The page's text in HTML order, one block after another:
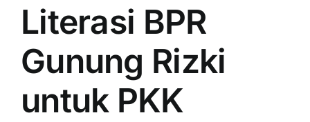
Literasi BPR
Gunung Rizki
untuk PKK